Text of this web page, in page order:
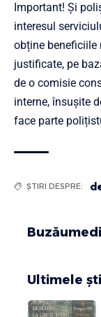
Important! Și
interesul
obține beneficiile
justificate, pe
de o comisie
interne, însușite
face parte
ȘTIRI DESPRE:
Ultimele